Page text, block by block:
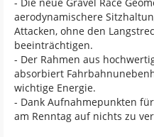
aerodynamischere
Attacken, ohne den
beeinträchtigen.
- Der Rahmen aus
absorbiert
wichtige Energie.
- Dank Aufnahmepunkten
am Renntag auf nichts zu